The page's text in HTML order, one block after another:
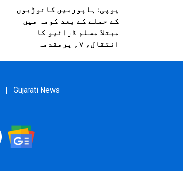
یوپی: ہاپورمیں کانوڑیوں
کے حملے کے بعد کومہ میں
مبتلا مسلم ڈرائیو کا
انتقال، ۷؍ پرمقدمہ
| Gujarati News